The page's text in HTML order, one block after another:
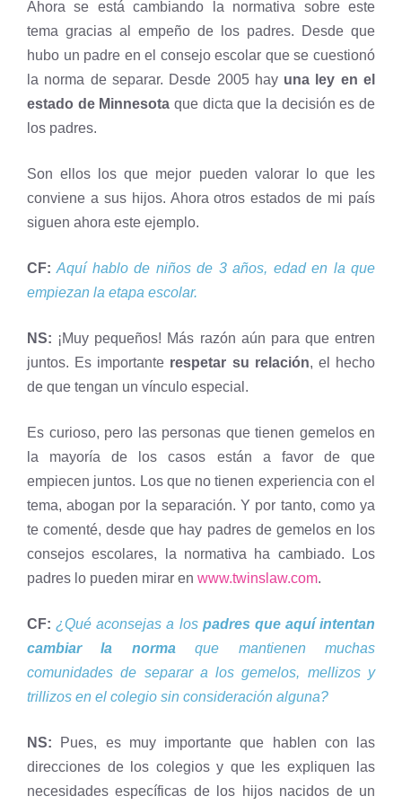
Ahora se está cambiando la normativa sobre este
tema gracias al empeño de los padres. Desde que
hubo un padre en el consejo escolar que se cuestionó
la norma de separar. Desde 2005 hay una ley en el
estado de Minnesota que dicta que la decisión es de
los padres.
Son ellos los que mejor pueden valorar lo que les
conviene a sus hijos. Ahora otros estados de mi país
siguen ahora este ejemplo.
CF: Aquí hablo de niños de 3 años, edad en la que
empiezan la etapa escolar.
NS: ¡Muy pequeños! Más razón aún para que entren
juntos. Es importante respetar su relación, el hecho
de que tengan un vínculo especial.
Es curioso, pero las personas que tienen gemelos en
la mayoría de los casos están a favor de que
empiecen juntos. Los que no tienen experiencia con el
tema, abogan por la separación. Y por tanto, como ya
te comenté, desde que hay padres de gemelos en los
consejos escolares, la normativa ha cambiado. Los
padres lo pueden mirar en www.twinslaw.com.
CF: ¿Qué aconsejas a los padres que aquí intentan
cambiar la normaque mantienen muchas
comunidades de separar a los gemelos, mellizos y
trillizos en el colegio sin consideración alguna?
NS: Pues, es muy importante que hablen con las
direcciones de los colegios y que les expliquen las
necesidades específicas de los hijos nacidos de un